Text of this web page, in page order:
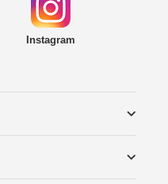
Instagram